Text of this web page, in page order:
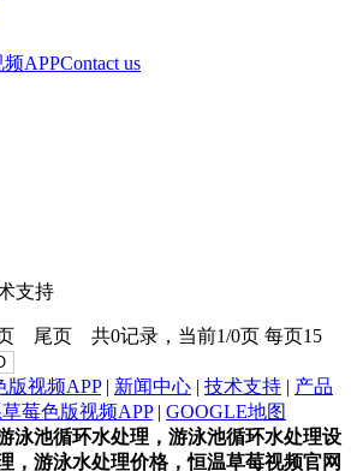
APPContact us
支持
尾页 共0记录，当前1/0页 每页15
版视频APP| 新闻中心 | 技术支持 | 产品
莓色版视频APP| GOOGLE地图
泳池循环水处理，游泳池循环水处理设
，游泳水处理价格，恒温草莓视频官网